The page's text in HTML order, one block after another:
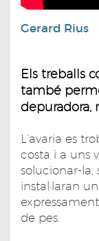
Gerard Rius
Els treballs
també
depuradora,
L’avaria es
costa i a uns
solucionar-la,
instal·laran
de pes.